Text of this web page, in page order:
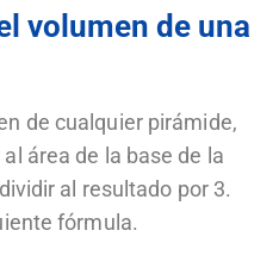
volumen de una
de cualquier pirámide,
área de la base de la
al resultado por 3.
fórmula.